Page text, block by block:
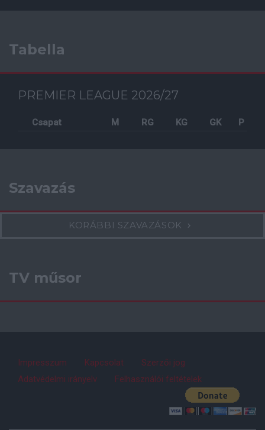
Tabella
PREMIER LEAGUE 2026/27
Csapat M RG KG GK P
Szavazás
KORÁBBI SZAVAZÁSOK
TV műsor
Impresszum Kapcsolat
Szerzői jog
Adatvédelmi irányelv
Felhasználói feltételek